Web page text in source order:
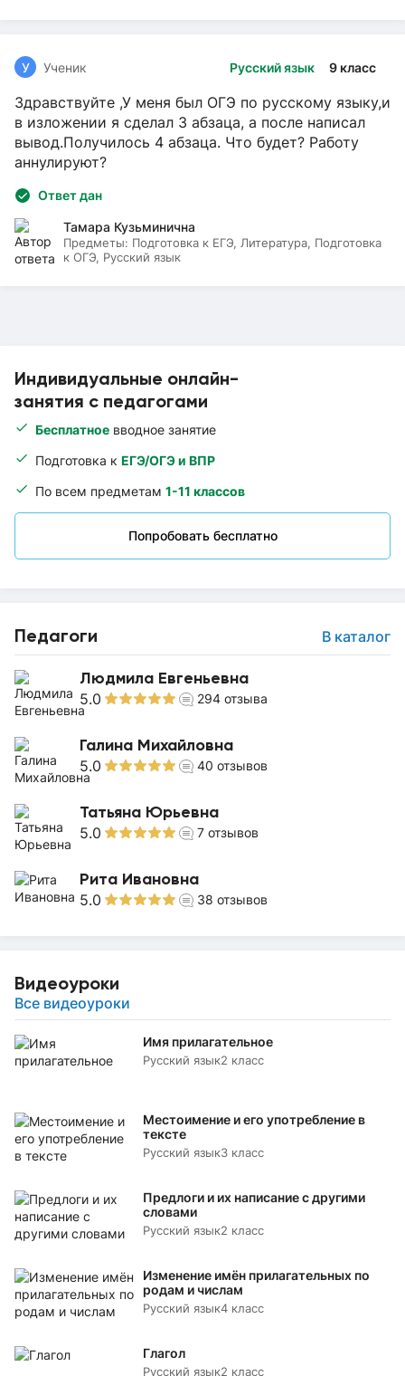
Индивидуальные онлайн-
занятия с педагогами
Бесплатное вводное занятие
Подготовка к ЕГЭ/ОГЭ и ВПР
По всем предметам 1-11 классов
Попробовать бесплатно
Педагоги В каталог
Людмила Евгеньевна
5.0 294 отзыва
Галина Михайловна
5.0 40 отзывов
Татьяна Юрьевна
5.0 7 отзывов
Рита Ивановна
5.0 38 отзывов
Видеоуроки
Все видеоуроки
Имя прилагательное
Русский язык2 класс
Местоимение и его употребление в
тексте
Русский язык3 класс
Предлоги и их написание с другими
словами
Русский язык2 класс
Изменение имён прилагательных по
родам и числам
Русский язык4 класс
Глагол
Русский язык2 класс
Русский язык 9 класс
У Ученик
Здравствуйте ,У меня был ОГЭ по русскому языку,и
в изложении я сделал 3 абзаца, а после написал
вывод.Получилось 4 абзаца. Что будет? Работу
аннулируют?
Ответ дан
Тамара Кузьминична
Предметы: Подготовка к ЕГЭ, Литература, Подготовка
к ОГЭ, Русский язык